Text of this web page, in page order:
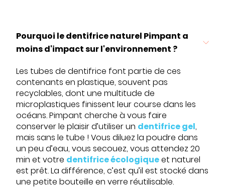
Pourquoi le dentifrice naturel Pimpant a
moins d'impact sur l'environnement ?
Les tubes de dentifrice font partie de ces
contenants en plastique, souvent pas
recyclables, dont une multitude de
microplastiques finissent leur course dans les
océans. Pimpant cherche à vous faire
conserver le plaisir d’utiliser un dentifrice gel,
mais sans le tube ! Vous diluez la poudre dans
un peu d’eau, vous secouez, vous attendez 20
min et votre dentifrice écologiqueet naturel
est prêt. La différence, c’est qu’il est stocké dans
une petite bouteille en verre réutilisable.